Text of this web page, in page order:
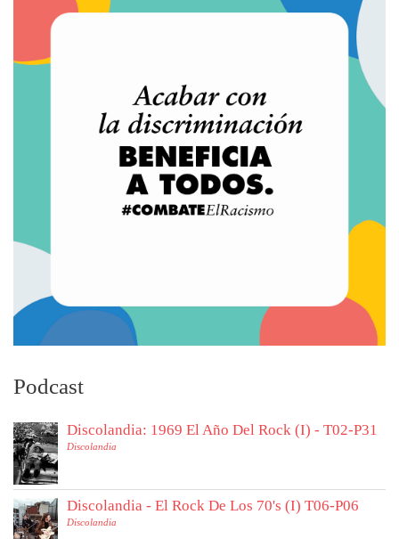
Podcast
Discolandia: 1969 El Año Del Rock (I) - T02-P31
Discolandia
Discolandia - El Rock De Los 70's (I) T06-P06
Discolandia